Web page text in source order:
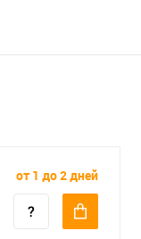
от 1 до 2 дней